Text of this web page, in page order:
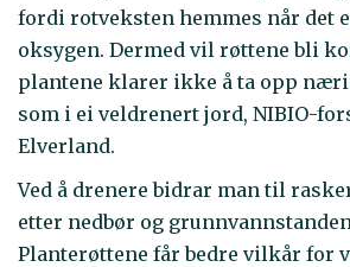
fordi rotveksten hemmes når det
oksygen. Dermed vil røttene bli
plantene klarer ikke å ta opp
som i ei veldrenert jord, NIBIO-
Elverland.
Ved å drenere bidrar man til
etter nedbør og
Planterøttene får bedre vilkår for